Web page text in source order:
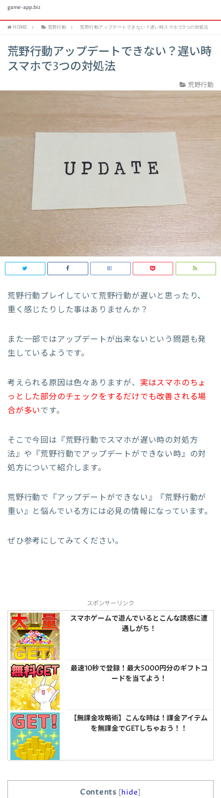
game-app.biz
HOME 荒野行動 荒野行動アップデートできない？遅い時スマホで3つの対処法
荒野行動アップデートできない？遅い時
スマホで3つの対処法
荒野行動
荒野行動プレイしていて荒野行動が遅いと思ったり、
重く感じたりした事はありませんか？
また一部ではアップデートが出来ないという問題も発
生しているようです。
考えられる原因は色々ありますが、 実はスマホのちょ
っとした部分のチェックをするだけでも改善される場
合が多いです。
そこで今回は『荒野行動でスマホが遅い時の対処方
法』や『荒野行動でアップデートができない時』の対
処方について紹介します。
荒野行動で『アップデートができない』『荒野行動が
重い』と悩んでいる方には必見の情報になっています。
ぜひ参考にしてみてください。
スポンサーリンク
スマホゲームで遊んでいるとこんな誘惑に遭
遇しがち！
最速10秒で登録！最大5000円分のギフトコ
ードを当てよう！
【無課金攻略術】こんな時は！課金アイテム
を無課金でGETしちゃおう！！
Contents [hide]